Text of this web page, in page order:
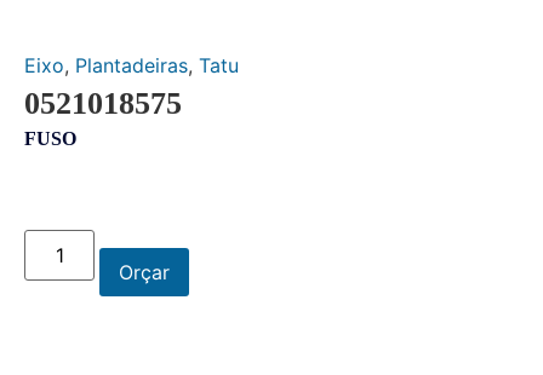
Eixo, Plantadeiras, Tatu
0521018575
FUSO
Orçar